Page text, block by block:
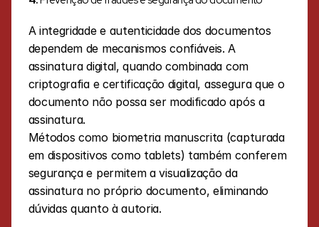
A integridade e autenticidade dos documentos
dependem de mecanismos confiáveis. A
assinatura digital, quando combinada com
criptografia e certificação digital, assegura que o
documento não possa ser modificado após a
assinatura.
Métodos como biometria manuscrita (capturada
em dispositivos como tablets) também conferem
segurança e permitem a visualização da
assinatura no próprio documento, eliminando
dúvidas quanto à autoria.